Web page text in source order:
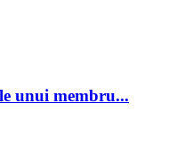
unui membru...